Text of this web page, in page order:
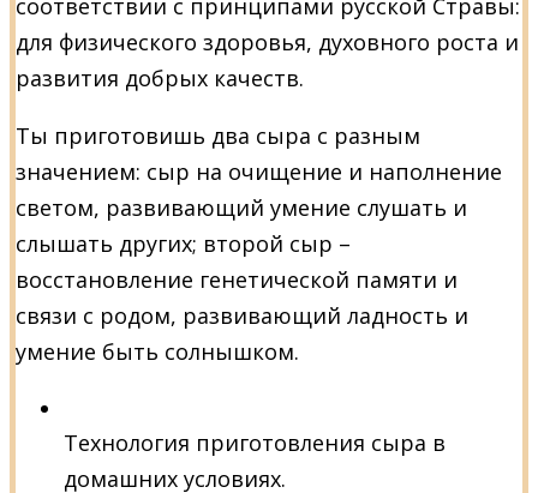
соответствии с принципами русской Стравы:
для физического здоровья, духовного роста и
развития добрых качеств.
Ты приготовишь два сыра с разным
значением: сыр на очищение и наполнение
светом, развивающий умение слушать и
слышать других; второй сыр –
восстановление генетической памяти и
связи с родом, развивающий ладность и
умение быть солнышком.
Технология приготовления сыра в
домашних условиях.